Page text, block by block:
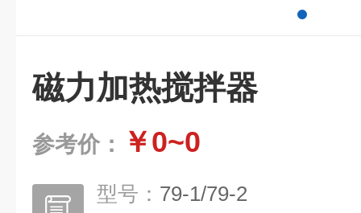
磁力加热搅拌器
参考价： ￥0~0
型号： 79-1/79-2